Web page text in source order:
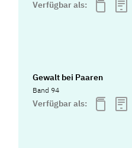
Verfügbar als:
Gewalt bei Paaren
Band 94
Verfügbar als: